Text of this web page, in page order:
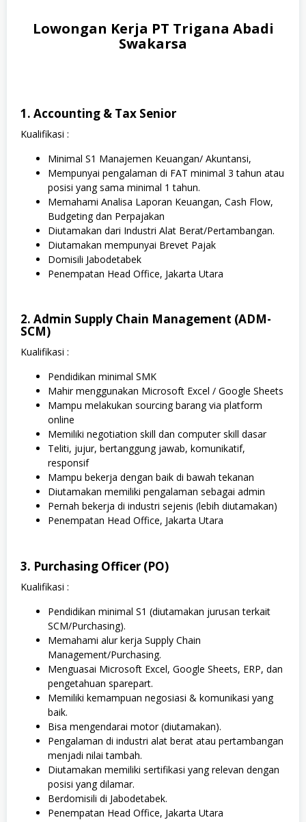
Lowongan Kerja PT Trigana Abadi
Swakarsa
1. Accounting & Tax Senior
Kualifikasi :
Minimal S1 Manajemen Keuangan/ Akuntansi,
Mempunyai pengalaman di FAT minimal 3 tahun atau
posisi yang sama minimal 1 tahun.
Memahami Analisa Laporan Keuangan, Cash Flow,
Budgeting dan Perpajakan
Diutamakan dari Industri Alat Berat/Pertambangan.
Diutamakan mempunyai Brevet Pajak
Domisili Jabodetabek
Penempatan Head Office, Jakarta Utara
2. Admin Supply Chain Management (ADM-
SCM)
Kualifikasi :
Pendidikan minimal SMK
Mahir menggunakan Microsoft Excel / Google Sheets
Mampu melakukan sourcing barang via platform
online
Memiliki negotiation skill dan computer skill dasar
Teliti, jujur, bertanggung jawab, komunikatif,
responsif
Mampu bekerja dengan baik di bawah tekanan
Diutamakan memiliki pengalaman sebagai admin
Pernah bekerja di industri sejenis (lebih diutamakan)
Penempatan Head Office, Jakarta Utara
3. Purchasing Officer (PO)
Kualifikasi :
Pendidikan minimal S1 (diutamakan jurusan terkait
SCM/Purchasing).
Memahami alur kerja Supply Chain
Management/Purchasing.
Menguasai Microsoft Excel, Google Sheets, ERP, dan
pengetahuan sparepart.
Memiliki kemampuan negosiasi & komunikasi yang
baik.
Bisa mengendarai motor (diutamakan).
Pengalaman di industri alat berat atau pertambangan
menjadi nilai tambah.
Diutamakan memiliki sertifikasi yang relevan dengan
posisi yang dilamar.
Berdomisili di Jabodetabek.
Penempatan Head Office, Jakarta Utara